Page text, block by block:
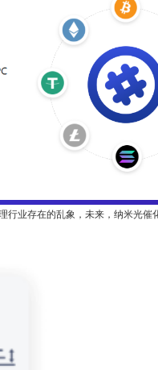
业存在的乱象，未来，纳米光催